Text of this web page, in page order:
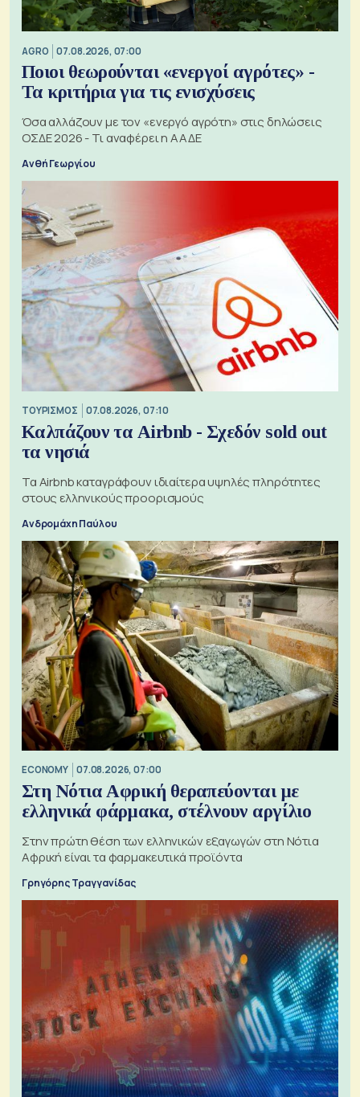
AGRO 07.08.2026, 07:00
Ποιοι θεωρούνται «ενεργοί αγρότες» -
Τα κριτήρια για τις ενισχύσεις
Όσα αλλάζουν με τον «ενεργό αγρότη» στις δηλώσεις
ΟΣΔΕ 2026 - Τι αναφέρει η ΑΑΔΕ
Ανθή Γεωργίου
ΤΟΥΡΙΣΜΟΣ 07.08.2026, 07:10
Καλπάζουν τα Airbnb - Σχεδόν sold out
τα νησιά
Τα Airbnb καταγράφουν ιδιαίτερα υψηλές πληρότητες
στους ελληνικούς προορισμούς
Ανδρομάχη Παύλου
ECONOMY 07.08.2026, 07:00
Στη Νότια Αφρική θεραπεύονται με
ελληνικά φάρμακα, στέλνουν αργίλιο
Στην πρώτη θέση των ελληνικών εξαγωγών στη Νότια
Αφρική είναι τα φαρμακευτικά προϊόντα
Γρηγόρης Τραγγανίδας